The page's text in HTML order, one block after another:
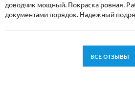
доводчик мощный. Покраска ровная.
документами порядок. Надежный
ВСЕ ОТЗЫВЫ